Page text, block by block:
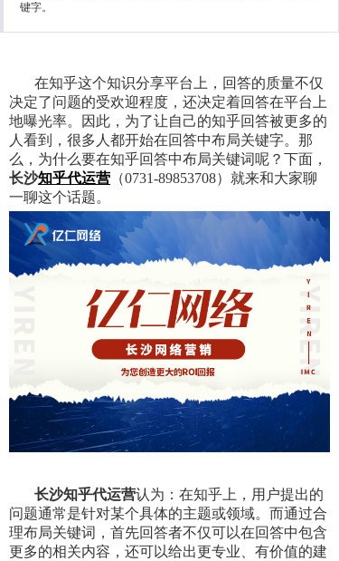
我们
键字。
在知乎这个知识分享平台上，回答的质量不仅
决定了问题的受欢迎程度，还决定着回答在平台上
地曝光率。因此，为了让自己的知乎回答被更多的
人看到，很多人都开始在回答中布局关键字。那
么，为什么要在知乎回答中布局关键词呢？下面，
长沙知乎代运营 （0731-89853708）就来和大家聊
一聊这个话题。
长沙知乎代运营认为：在知乎上，用户提出的
问题通常是针对某个具体的主题或领域。而通过合
理布局关键词，首先回答者不仅可以在回答中包含
更多的相关内容，还可以给出更专业、有价值的建